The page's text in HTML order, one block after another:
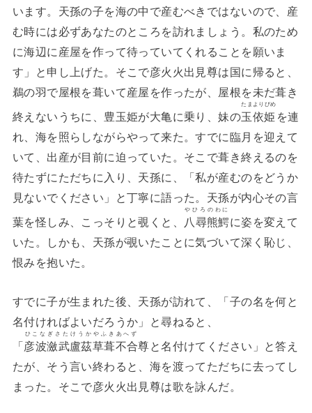
います。天孫の子を海の中で産むべきではないので、産
む時には必ずあなたのところを訪れましょう。私のため
に海辺に産屋を作って待っていてくれることを願いま
す」と申し上げた。そこで彦火火出見尊は国に帰ると、
鵜の羽で屋根を葺いて産屋を作ったが、屋根を未だ葺き
終えないうちに、豊玉姫が大亀に乗り、妹の玉依姫
たまよりびめ
を連
れ、海を照らしながらやって来た。すでに臨月を迎えて
いて、出産が目前に迫っていた。そこで葺き終えるのを
待たずにただちに入り、天孫に、「私が産むのをどうか
見ないでください」と丁寧に語った。天孫が内心その言
葉を怪しみ、こっそりと覗くと、 八尋熊鰐
やひろのわに
に姿を変えて
いた。しかも、天孫が覗いたことに気づいて深く恥じ、
恨みを抱いた。
すでに子が生まれた後、天孫が訪れて、「子の名を何と
名付ければよいだろうか」と尋ねると、
「彦波瀲武盧茲草葺不合
ひこなぎさたけうかやふきあへず
尊と名付けてください」と答え
たが、そう言い終わると、海を渡ってただちに去ってし
まった。そこで彦火火出見尊は歌を詠んだ。